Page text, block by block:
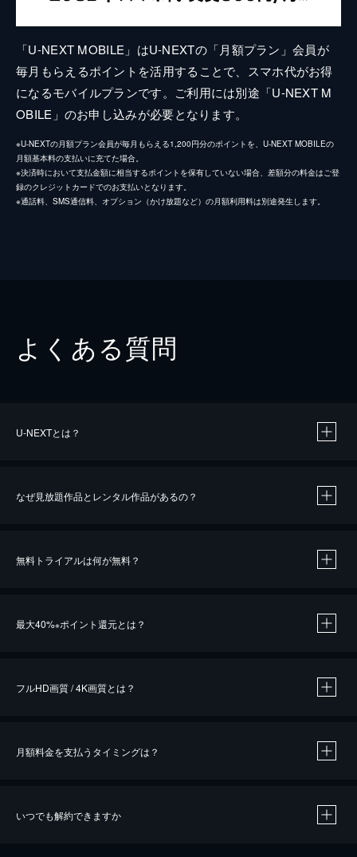
「U-NEXT MOBILE」はU-NEXTの「月額プラン」会員が
毎月もらえるポイントを活用することで、スマホ代がお得
になるモバイルプランです。ご利用には別途「U-NEXT M
OBILE」のお申し込みが必要となります。
※U-NEXTの月額プラン会員が毎月もらえる1,200円分のポイントを、U-NEXT MOBILEの
月額基本料の支払いに充てた場合。
※決済時において支払金額に相当するポイントを保有していない場合、差額分の料金はご登
録のクレジットカードでのお支払いとなります。
※通話料、SMS通信料、オプション（かけ放題など）の月額利用料は別途発生します。
よくある質問
U-NEXTとは？
なぜ見放題作品とレンタル作品があるの？
無料トライアルは何が無料？
最大40%※ポイント還元とは？
※40％ポイント還元の対象は、クレジットカード決済による作品の購入 / レンタルです。
フルHD画質 / 4K画質とは？
月額料金を支払うタイミングは？
いつでも解約できますか